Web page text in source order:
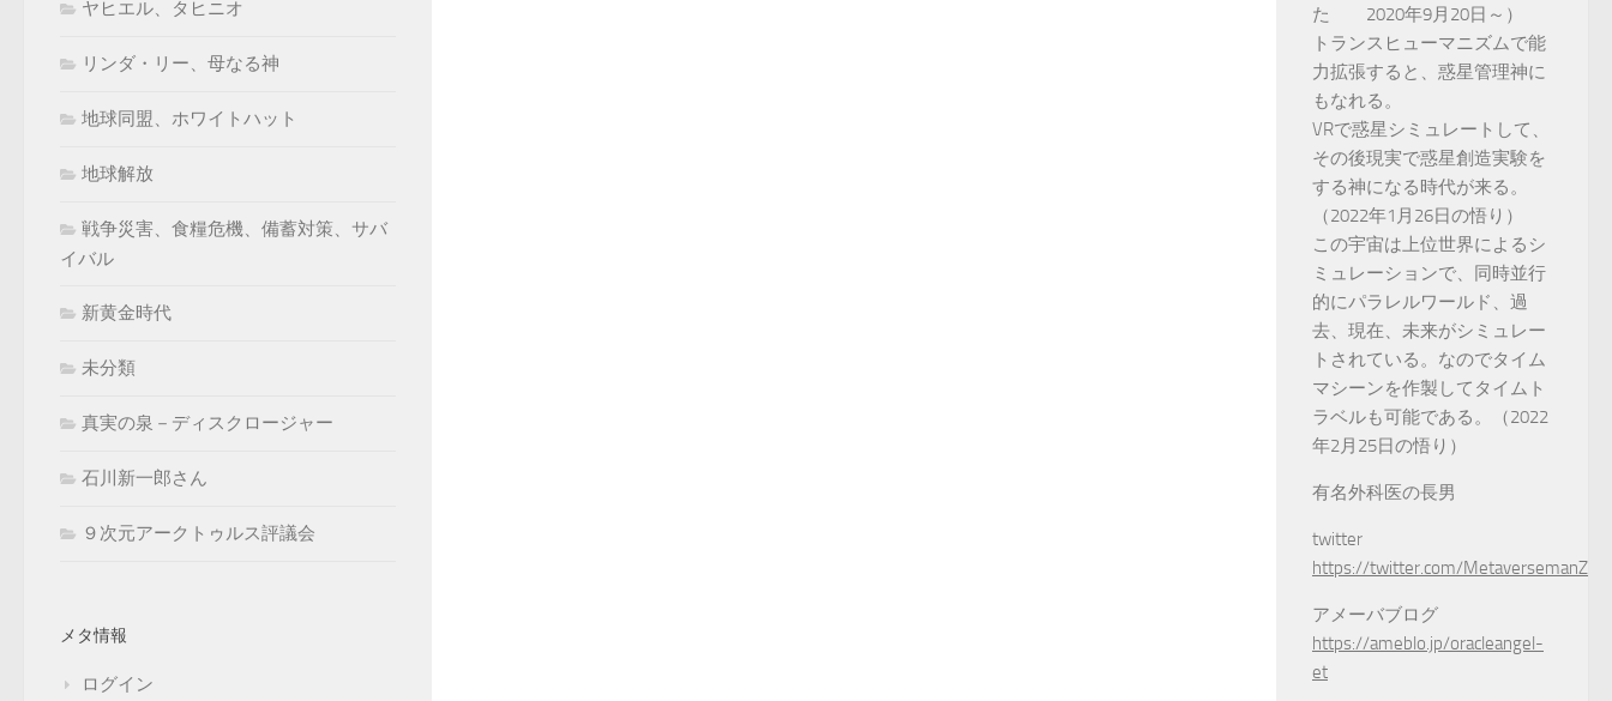
ヤヒエル、タヒニオ
リンダ・リー、母なる神
地球同盟、ホワイトハット
地球解放
戦争災害、食糧危機、備蓄対策、サバ
イバル
新黄金時代
未分類
真実の泉－ディスクロージャー
石川新一郎さん
９次元アークトゥルス評議会
メタ情報
ログイン
た 2020年9月20日～）
トランスヒューマニズムで能
力拡張すると、惑星管理神に
もなれる。
VRで惑星シミュレートして、
その後現実で惑星創造実験を
する神になる時代が来る。
（2022年1月26日の悟り）
この宇宙は上位世界によるシ
ミュレーションで、同時並行
的にパラレルワールド、過
去、現在、未来がシミュレー
トされている。なのでタイム
マシーンを作製してタイムト
ラベルも可能である。（2022
年2月25日の悟り）
有名外科医の長男
twitter
https://twitter.com/MetaversemanZ
アメーバブログ
https://ameblo.jp/oracleangel-
et